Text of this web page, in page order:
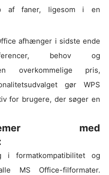
af faner, ligesom i en
afhænger i sidste ende
behov og
overkommelige pris,
gør WPS
for brugere, der søger en
med
i formatkompatibilitet og
MS Office-filformater.